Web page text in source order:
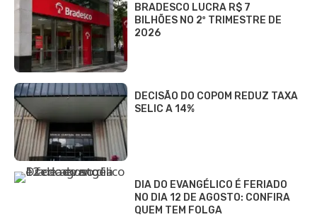
BRADESCO LUCRA R$ 7
BILHÕES NO 2º TRIMESTRE DE
2026
DECISÃO DO COPOM REDUZ TAXA
SELIC A 14%
DIA DO EVANGÉLICO É FERIADO
NO DIA 12 DE AGOSTO: CONFIRA
QUEM TEM FOLGA